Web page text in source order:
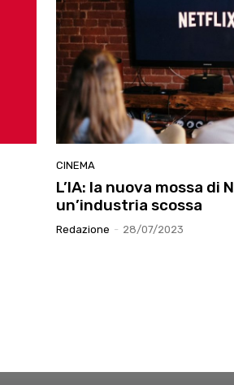
CINEMA
L’IA: la nuova mossa di
un’industria scossa
Redazione - 28/07/2023